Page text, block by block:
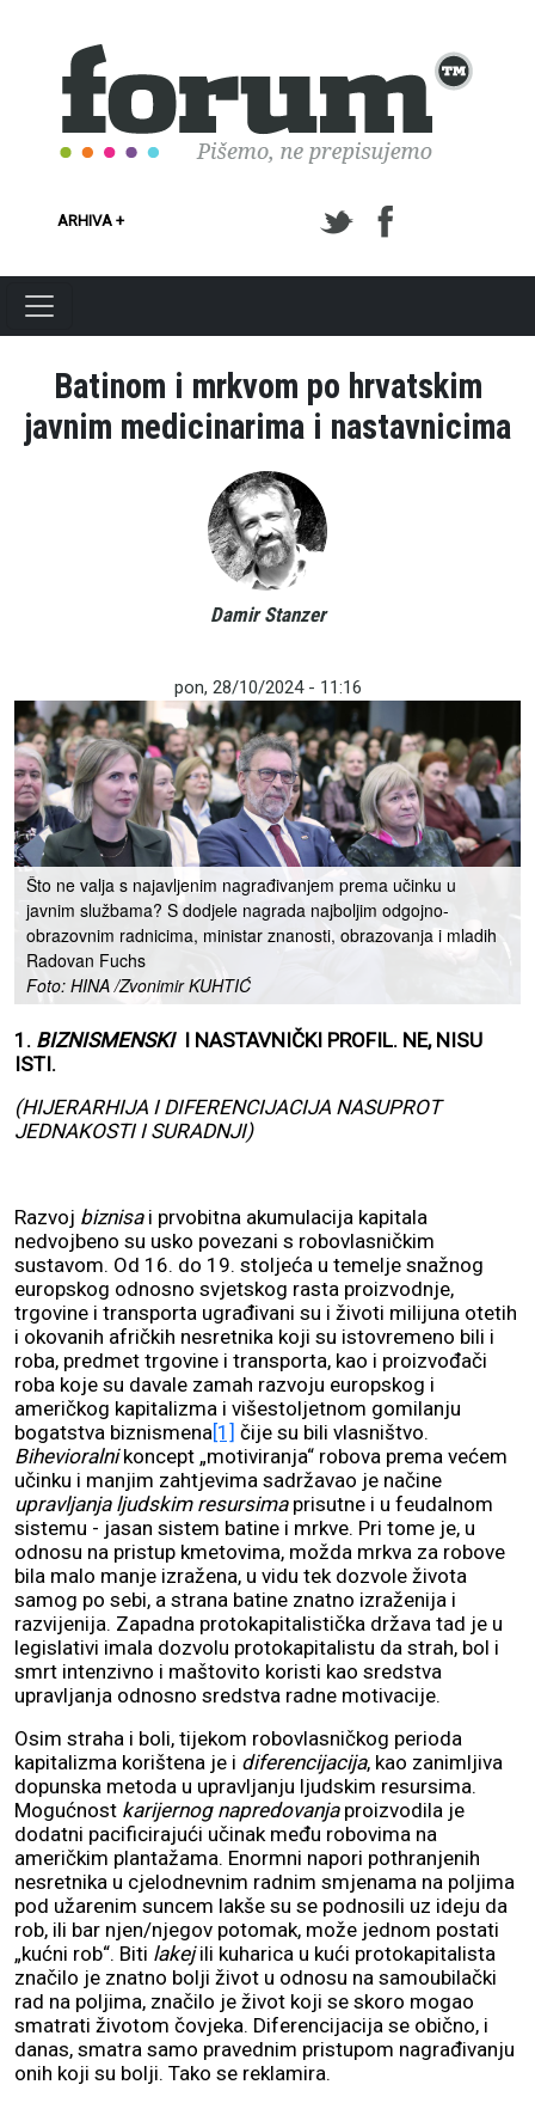
ARHIVA +
Batinom i mrkvom po hrvatskim
javnim medicinarima i nastavnicima
Damir Stanzer
pon, 28/10/2024 - 11:16
Što ne valja s najavljenim nagrađivanjem prema učinku u
javnim službama? S dodjele nagrada najboljim odgojno-
obrazovnim radnicima, ministar znanosti, obrazovanja i mladih
Radovan Fuchs
Foto: HINA /Zvonimir KUHTIĆ
1. BIZNISMENSKII NASTAVNIČKI PROFIL. NE, NISU
ISTI.
(HIJERARHIJA I DIFERENCIJACIJA NASUPROT
JEDNAKOSTI I SURADNJI)
Razvoj biznisai prvobitna akumulacija kapitala
nedvojbeno su usko povezani s robovlasničkim
sustavom. Od 16. do 19. stoljeća u temelje snažnog
europskog odnosno svjetskog rasta proizvodnje,
trgovine i transporta ugrađivani su i životi milijuna otetih
i okovanih afričkih nesretnika koji su istovremeno bili i
roba, predmet trgovine i transporta, kao i proizvođači
roba koje su davale zamah razvoju europskog i
američkog kapitalizma i višestoljetnom gomilanju
bogatstva biznismena[1] čije su bili vlasništvo.
Bihevioralnikoncept „motiviranja“ robova prema većem
učinku i manjim zahtjevima sadržavao je načine
upravljanja ljudskim resursimaprisutne i u feudalnom
sistemu - jasan sistem batine i mrkve. Pri tome je, u
odnosu na pristup kmetovima, možda mrkva za robove
bila malo manje izražena, u vidu tek dozvole života
samog po sebi, a strana batine znatno izraženija i
razvijenija. Zapadna protokapitalistička država tad je u
legislativi imala dozvolu protokapitalistu da strah, bol i
smrt intenzivno i maštovito koristi kao sredstva
upravljanja odnosno sredstva radne motivacije.
Osim straha i boli, tijekom robovlasničkog perioda
kapitalizma korištena je i diferencijacija, kao zanimljiva
dopunska metoda u upravljanju ljudskim resursima.
Mogućnost karijernog napredovanjaproizvodila je
dodatni pacificirajući učinak među robovima na
američkim plantažama. Enormni napori pothranjenih
nesretnika u cjelodnevnim radnim smjenama na poljima
pod užarenim suncem lakše su se podnosili uz ideju da
rob, ili bar njen/njegov potomak, može jednom postati
„kućni rob“. Biti lakejili kuharica u kući protokapitalista
značilo je znatno bolji život u odnosu na samoubilački
rad na poljima, značilo je život koji se skoro mogao
smatrati životom čovjeka. Diferencijacija se obično, i
danas, smatra samo pravednim pristupom nagrađivanju
onih koji su bolji. Tako se reklamira.